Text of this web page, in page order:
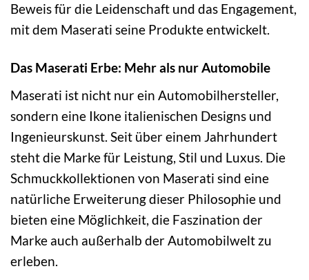
Beweis für die Leidenschaft und das Engagement,
mit dem Maserati seine Produkte entwickelt.
Das Maserati Erbe: Mehr als nur Automobile
Maserati ist nicht nur ein Automobilhersteller,
sondern eine Ikone italienischen Designs und
Ingenieurskunst. Seit über einem Jahrhundert
steht die Marke für Leistung, Stil und Luxus. Die
Schmuckkollektionen von Maserati sind eine
natürliche Erweiterung dieser Philosophie und
bieten eine Möglichkeit, die Faszination der
Marke auch außerhalb der Automobilwelt zu
erleben.